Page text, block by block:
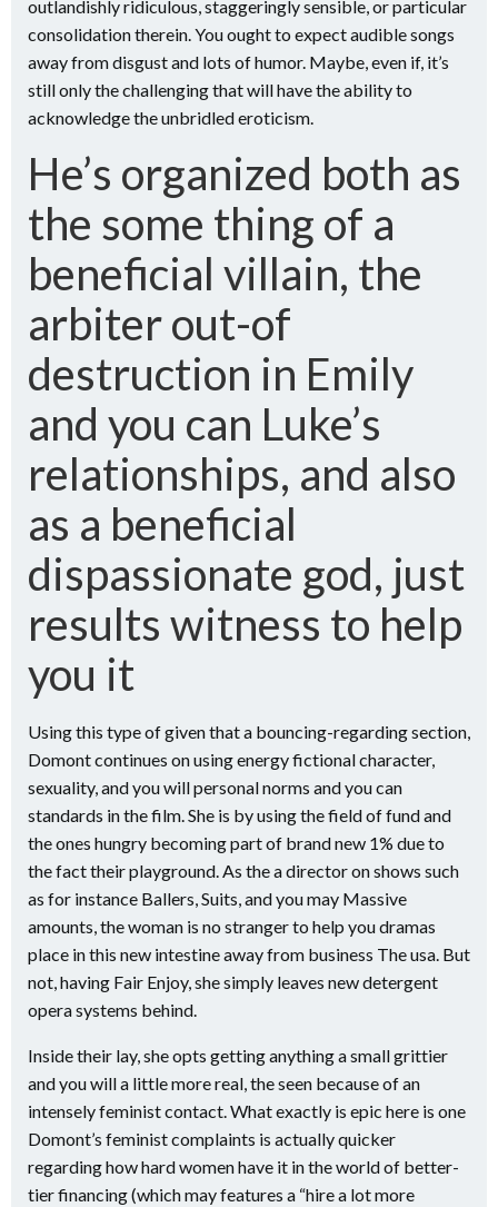
outlandishly ridiculous, staggeringly sensible, or particular
consolidation therein. You ought to expect audible songs
away from disgust and lots of humor. Maybe, even if, it’s
still only the challenging that will have the ability to
acknowledge the unbridled eroticism.
He’s organized both as
the some thing of a
beneficial villain, the
arbiter out-of
destruction in Emily
and you can Luke’s
relationships, and also
as a beneficial
dispassionate god, just
results witness to help
you it
Using this type of given that a bouncing-regarding section,
Domont continues on using energy fictional character,
sexuality, and you will personal norms and you can
standards in the film. She is by using the field of fund and
the ones hungry becoming part of brand new 1% due to
the fact their playground. As the a director on shows such
as for instance Ballers, Suits, and you may Massive
amounts, the woman is no stranger to help you dramas
place in this new intestine away from business The usa. But
not, having Fair Enjoy, she simply leaves new detergent
opera systems behind.
Inside their lay, she opts getting anything a small grittier
and you will a little more real, the seen because of an
intensely feminist contact. What exactly is epic here is one
Domont’s feminist complaints is actually quicker
regarding how hard women have it in the world of better-
tier financing (which may features a “hire a lot more